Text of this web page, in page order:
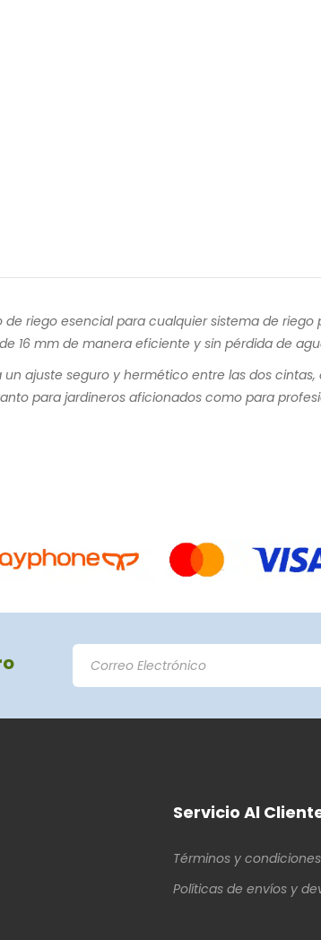
riego esencial para cualquier sistema de
16 mm de manera eficiente y sin pérdida de
ajuste seguro y hermético entre las dos
para jardineros aficionados como para
Servicio Al
Términos y condiciones
Políticas de envíos y